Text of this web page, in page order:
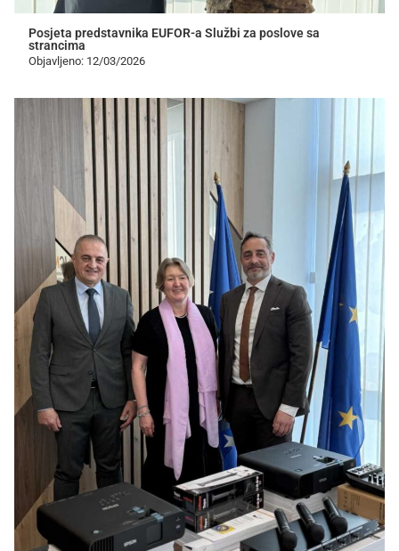
Posjeta predstavnika EUFOR-a Službi za poslove sa
strancima
Objavljeno: 12/03/2026